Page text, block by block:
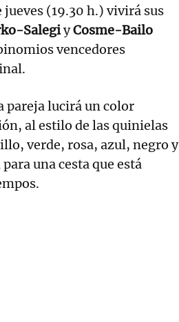
jueves (19.30 h.) vivirá sus
SalegiyCosme-Bailo
vencedores
pareja lucirá un color
al estilo de las quinielas
verde, rosa, azul, negro y
una cesta que está